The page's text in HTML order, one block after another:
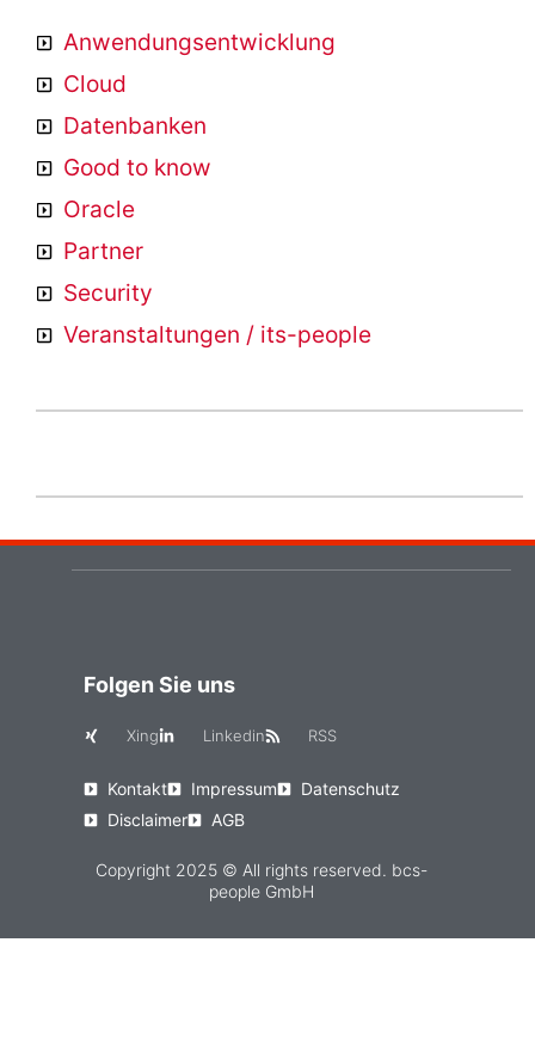
Anwendungsentwicklung
Cloud
Datenbanken
Good to know
Oracle
Partner
Security
Veranstaltungen / its-people
Folgen Sie uns
Xing Linkedin RSS
Kontakt Impressum
Datenschutz
Disclaimer
AGB
Copyright 2025 © All rights reserved. bcs-
people GmbH